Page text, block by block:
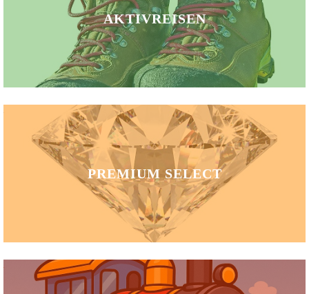
AKTIVREISEN
PREMIUM SELECT